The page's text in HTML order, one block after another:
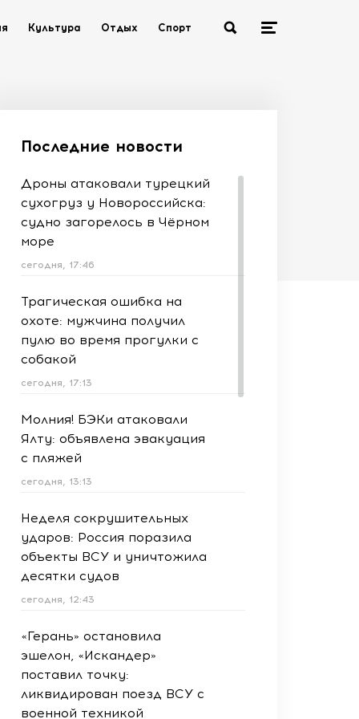
Культура Отдых Спорт
Последние новости
Дроны атаковали турецкий
сухогруз у Новороссийска:
судно загорелось в Чёрном
море
сегодня, 17:46
Трагическая ошибка на
охоте: мужчина получил
пулю во время прогулки с
собакой
сегодня, 17:13
Молния! БЭКи атаковали
Ялту: объявлена эвакуация
с пляжей
сегодня, 13:13
Неделя сокрушительных
ударов: Россия поразила
объекты ВСУ и уничтожила
десятки судов
сегодня, 12:43
«Герань» остановила
эшелон, «Искандер»
поставил точку:
ликвидирован поезд ВСУ с
военной техникой